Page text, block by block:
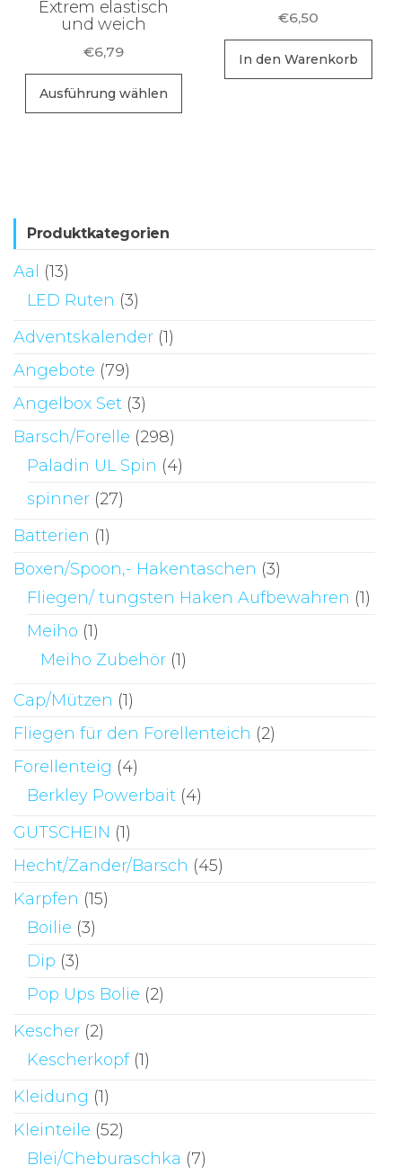
Extrem elastisch
und weich
€6,79
Ausführung wählen
Dieses
€6,50
In den Warenkorb
Produktkategorien
Aal
(13)
LED Ruten (3)
Adventskalender (1)
Angebote (79)
Angelbox Set (3)
Barsch/Forelle (298)
Paladin UL Spin (4)
spinner (27)
Batterien (1)
Boxen/Spoon,- Hakentaschen (3)
Fliegen/ tungsten Haken Aufbewahren (1)
Meiho (1)
Meiho Zubehör (1)
Cap/Mützen (1)
Fliegen für den Forellenteich (2)
Forellenteig (4)
Berkley Powerbait (4)
GUTSCHEIN (1)
Hecht/Zander/Barsch (45)
Karpfen (15)
Boilie (3)
Dip (3)
Pop Ups Bolie (2)
Kescher (2)
Kescherkopf (1)
Kleidung (1)
Kleinteile (52)
Blei/Cheburaschka (7)